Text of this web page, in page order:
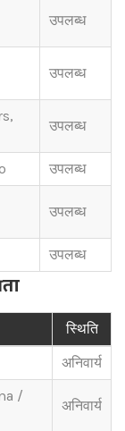
उपलब्ध
उपलब्ध
उपलब्ध
उपलब्ध
उपलब्ध
उपलब्ध
स्थिति
अनिवार्य
/
अनिवार्य